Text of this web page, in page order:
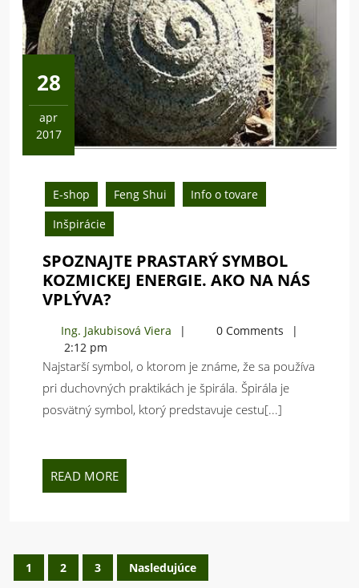
28
apr
2017
2017
E-shop Feng Shui
Info o tovare
Inšpirácie
SPOZNAJTE PRASTARÝ SYMBOL
KOZMICKEJ ENERGIE. AKO NA NÁS
VPLÝVA?
SYMBOL
KOZMICKEJ
ENERGIE.
AKO
NA
Ing. Jakubisová VieraIng.
Viera
0 Comments
2:12 pm
Najstarší symbol, o ktorom je známe, že sa používa
pri duchovných praktikách je špirála. Špirála je
posvätný symbol, ktorý predstavuje cestu[...]
READ MOREREAD
MORE
Stránkovanie
1 2 3 Nasledujúce